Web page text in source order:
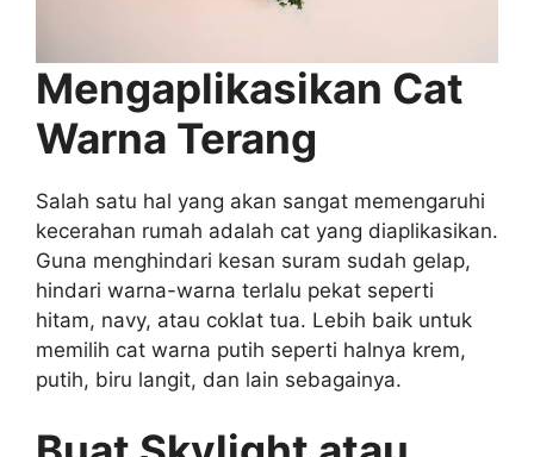
Mengaplikasikan Cat
Warna Terang
Salah satu hal yang akan sangat memengaruhi
kecerahan rumah adalah cat yang diaplikasikan.
Guna menghindari kesan suram sudah gelap,
hindari warna-warna terlalu pekat seperti
hitam, navy, atau coklat tua. Lebih baik untuk
memilih cat warna putih seperti halnya krem,
putih, biru langit, dan lain sebagainya.